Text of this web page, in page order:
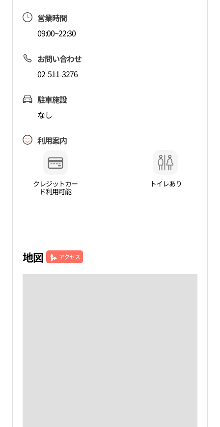
営業時間
09:00~22:30
お問い合わせ
02-511-3276
駐車施設
なし
利用案内
クレジットカー
ド利用可能
トイレあり
地図 アクセス